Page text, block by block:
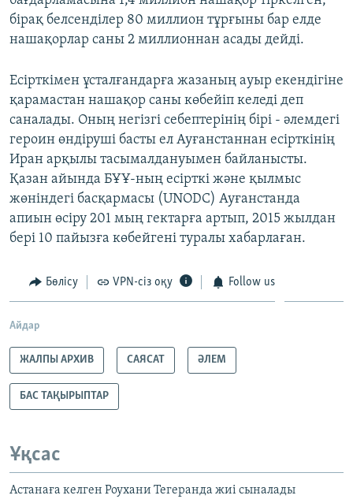
бірақ белсенділер 80 миллион тұрғыны бар елде
нашақорлар саны 2 миллионнан асады дейді.
Есірткімен ұсталғандарға жазаның ауыр екендігіне
қарамастан нашақор саны көбейіп келеді деп
саналады. Оның негізгі себептерінің бірі - әлемдегі
героин өндіруші басты ел Ауғанстаннан есірткінің
Иран арқылы тасымалдануымен байланысты.
Қазан айында БҰҰ-ның есірткі және қылмыс
жөніндегі басқармасы (UNODC) Ауғанстанда
апиын өсіру 201 мың гектарға артып, 2015 жылдан
бері 10 пайызға көбейгені туралы хабарлаған.
Бөлісу VPN-сіз оқу Follow us
Айдар
ЖАЛПЫ АРХИВ САЯСАТ ӘЛЕМ
БАС ТАҚЫРЫПТАР
Ұқсас
Астанаға келген Роухани Тегеранда жиі сыналады